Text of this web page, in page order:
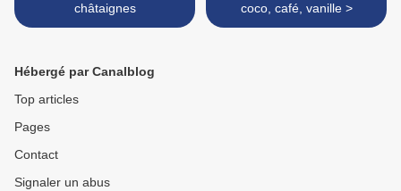
châtaignes
coco, café, vanille >
Hébergé par Canalblog
Top articles
Pages
Contact
Signaler un abus